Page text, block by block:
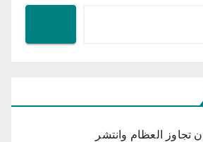
تجاوز العظام وانتشر